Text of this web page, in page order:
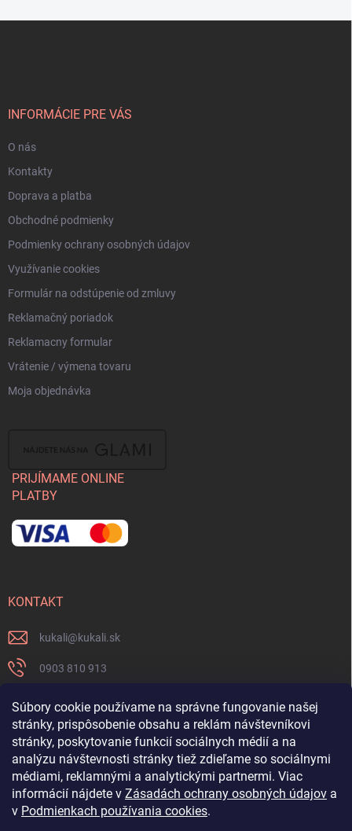
Súbory cookie používame na správne fungovanie našej
stránky, prispôsobenie obsahu a reklám návštevníkovi
stránky, poskytovanie funkcií sociálnych médií a na
analýzu návštevnosti stránky tiež zdieľame so sociálnymi
médiami, reklamnými a analytickými partnermi. Viac
informácií nájdete v Zásadách ochrany osobných údajov a
v Podmienkach používania cookies.
INFORMÁCIE PRE VÁS
O nás
Kontakty
Doprava a platba
Obchodné podmienky
Podmienky ochrany osobných údajov
Využívanie cookies
Formulár na odstúpenie od zmluvy
Reklamačný poriadok
Reklamacny formular
Vrátenie / výmena tovaru
Moja objednávka
PRIJÍMAME ONLINE
PLATBY
KONTAKT
kukali@kukali.sk
0903 810 913
Nenechajte si ujsť novinky a sledujte nás na FB
kukalishop